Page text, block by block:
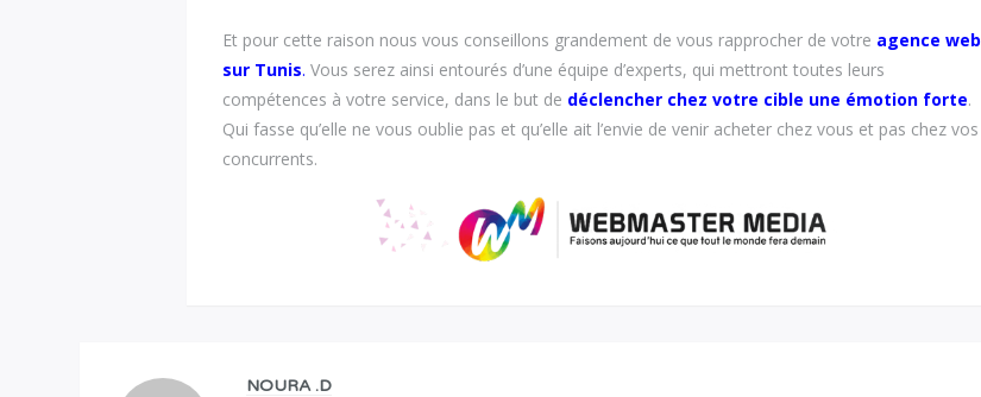
Et pour cette raison nous vous conseillons grandement de vous rapprocher de votre agence web
sur Tunis. Vous serez ainsi entourés d’une équipe d’experts, qui mettront toutes leurs
compétences à votre service, dans le but de déclencher chez votre cible une émotion forte.
Qui fasse qu’elle ne vous oublie pas et qu’elle ait l’envie de venir acheter chez vous et pas chez vos
concurrents.
NOURA .D